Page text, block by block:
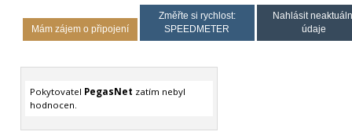
Mám zájem o připojení
Změřte si rychlost:
SPEEDMETER
Nahlásit
údaje
Pokytovatel PegasNet zatím nebyl
hodnocen.